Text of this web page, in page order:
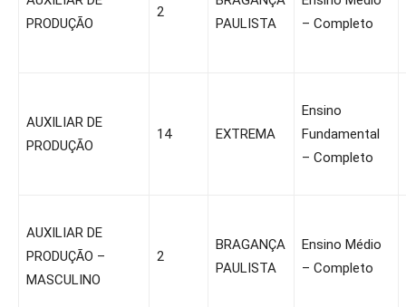
PRODUÇÃO
2
PAULISTA
– Completo
AUXILIAR DE
PRODUÇÃO
14 EXTREMA
Ensino
Fundamental
– Completo
AUXILIAR DE
PRODUÇÃO –
MASCULINO
2
BRAGANÇA
PAULISTA
Ensino Médio
– Completo